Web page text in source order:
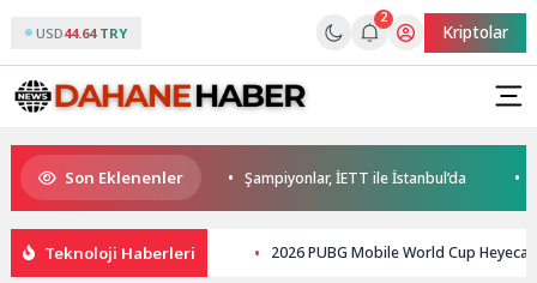
USD44.64 TRY
2
Kriptolar
Son Eklenenler
Yaz Konseri Şampiyonlar, İETT ile İstanbul’da Minik
Teknoloji Haberleri 2026 PUBG Mobile World Cup